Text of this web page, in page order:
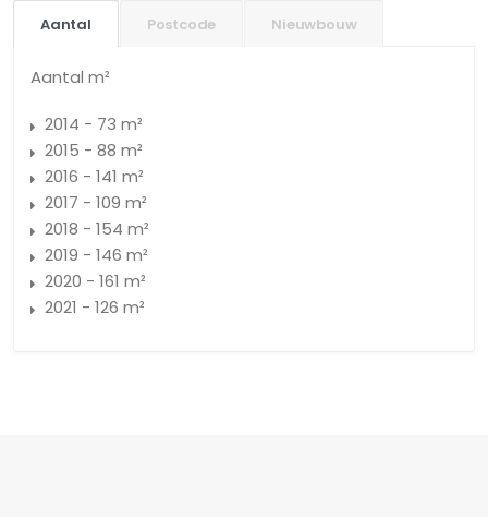
Aantal Postcode Nieuwbouw
Aantal m²
2014 - 73 m²
2015 - 88 m²
2016 - 141 m²
2017 - 109 m²
2018 - 154 m²
2019 - 146 m²
2020 - 161 m²
2021 - 126 m²